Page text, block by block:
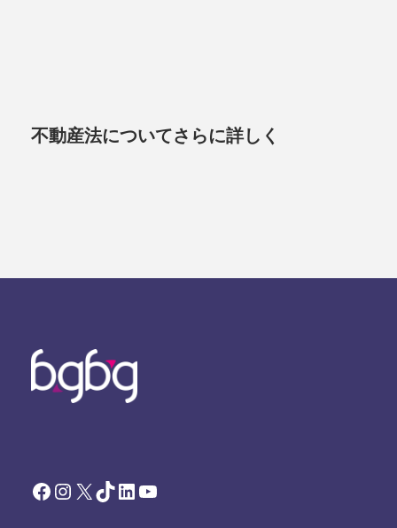
不動産法についてさらに詳しく
Facebook Instagram X TikTok LinkedIn YouTube